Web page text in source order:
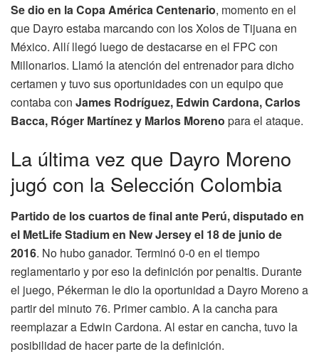
Se dio en la Copa América Centenario, momento en el
que Dayro estaba marcando con los Xolos de Tijuana en
México. Allí llegó luego de destacarse en el FPC con
Millonarios. Llamó la atención del entrenador para dicho
certamen y tuvo sus oportunidades con un equipo que
contaba con James Rodríguez, Edwin Cardona, Carlos
Bacca, Róger Martínez y Marlos Moreno para el ataque.
La última vez que Dayro Moreno
jugó con la Selección Colombia
Partido de los cuartos de final ante Perú, disputado en
el MetLife Stadium en New Jersey el 18 de junio de
2016. No hubo ganador. Terminó 0-0 en el tiempo
reglamentario y por eso la definición por penaltis. Durante
el juego, Pékerman le dio la oportunidad a Dayro Moreno a
partir del minuto 76. Primer cambio. A la cancha para
reemplazar a Edwin Cardona. Al estar en cancha, tuvo la
posibilidad de hacer parte de la definición.